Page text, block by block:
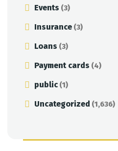
Events (3)
Insurance (3)
Loans (3)
Payment cards (4)
public (1)
Uncategorized (1,636)